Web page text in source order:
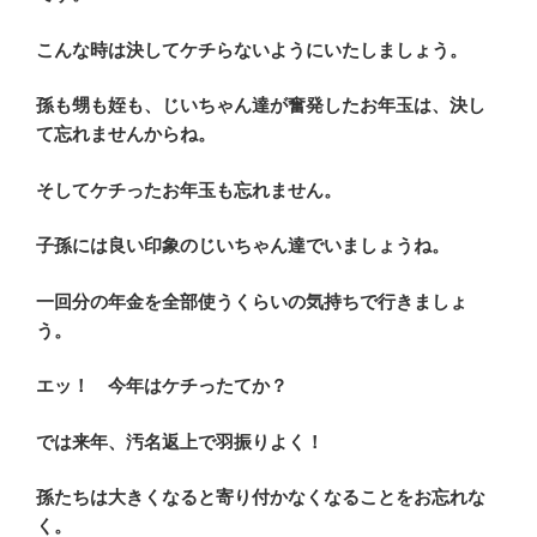
こんな時は決してケチらないようにいたしましょう。
孫も甥も姪も、じいちゃん達が奮発したお年玉は、決し
て忘れませんからね。
そしてケチったお年玉も忘れません。
子孫には良い印象のじいちゃん達でいましょうね。
一回分の年金を全部使うくらいの気持ちで行きましょ
う。
エッ！ 今年はケチったてか？
では来年、汚名返上で羽振りよく！
孫たちは大きくなると寄り付かなくなることをお忘れな
く。